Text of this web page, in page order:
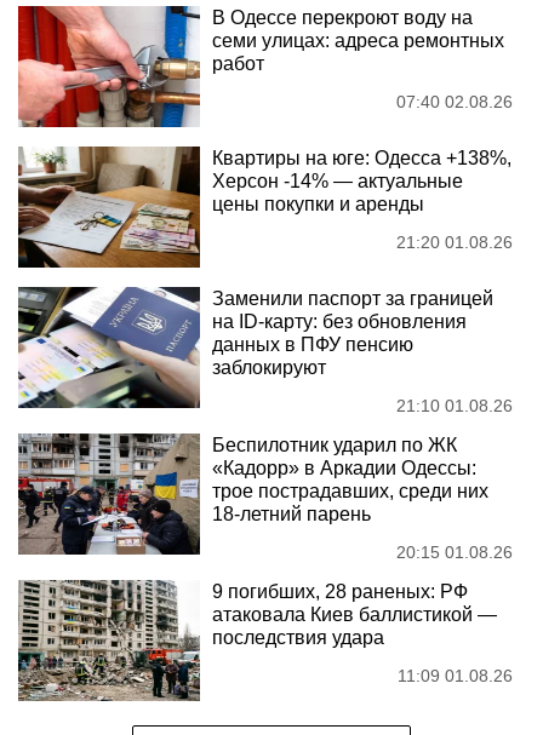
В Одессе перекроют воду на
семи улицах: адреса ремонтных
работ
07:40 02.08.26
Квартиры на юге: Одесса +138%,
Херсон -14% — актуальные
цены покупки и аренды
21:20 01.08.26
Заменили паспорт за границей
на ID-карту: без обновления
данных в ПФУ пенсию
заблокируют
21:10 01.08.26
Беспилотник ударил по ЖК
«Кадорр» в Аркадии Одессы:
трое пострадавших, среди них
18-летний парень
20:15 01.08.26
9 погибших, 28 раненых: РФ
атаковала Киев баллистикой —
последствия удара
11:09 01.08.26